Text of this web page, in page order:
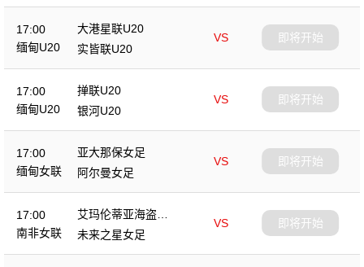
17:00
缅甸U20
大港星联U20
VS
实皆联U20
即将开始
17:00
缅甸U20
掸联U20
VS
银河U20
即将开始
17:00
缅甸女联
亚大那保女足
VS
阿尔曼女足
即将开始
17:00
南非女联
艾玛伦蒂亚海盗女
足
VS
未来之星女足
即将开始